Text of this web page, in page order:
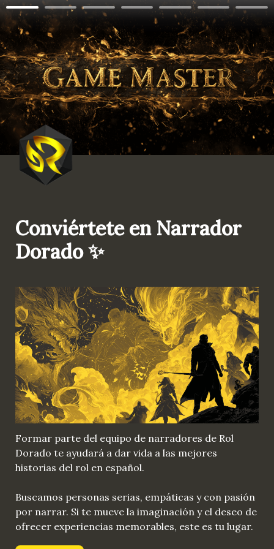
Conviértete en Narrador
Dorado ✨
Formar parte del equipo de narradores de Rol
Dorado te ayudará a dar vida a las mejores
historias del rol en español.
Buscamos personas serias, empáticas y con pasión
por narrar. Si te mueve la imaginación y el deseo de
ofrecer experiencias memorables, este es tu lugar.